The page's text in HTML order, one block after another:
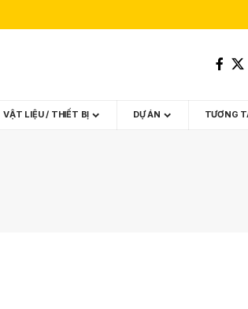
VẬT LIỆU / THIẾT BỊ DỰ ÁN TƯƠNG